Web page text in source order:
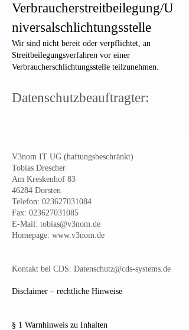
Verbraucherstreitbeilegung/U
niversalschlichtungsstelle
Wir sind nicht bereit oder verpflichtet, an
Streitbeilegungsverfahren vor einer
Verbraucherschlichtungsstelle teilzunehmen.
Datenschutzbeauftragter:
V3nom IT UG (haftungsbeschränkt)
Tobias Drescher
Am Kreskenhof 83
46284 Dorsten
Telefon: 023627031084
Fax: 023627031085
E-Mail: tobias@v3nom.de
Homepage: www.v3nom.de
Kontakt bei CDS: Datenschutz@cds-systems.de
Disclaimer – rechtliche Hinweise
§ 1 Warnhinweis zu Inhalten